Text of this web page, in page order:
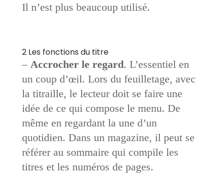
Il n’est plus beaucoup utilisé.
2 Les fonctions du titre
– Accrocher le regard. L’essentiel en
un coup d’œil. Lors du feuilletage, avec
la titraille, le lecteur doit se faire une
idée de ce qui compose le menu. De
même en regardant la une d’un
quotidien. Dans un magazine, il peut se
référer au sommaire qui compile les
titres et les numéros de pages.